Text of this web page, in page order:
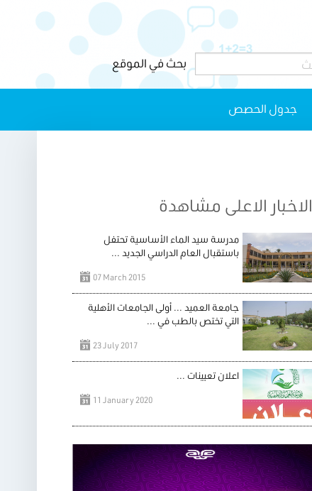
جدول الحصص
الاخبار الاعلى مشاهدة
مدرسة سيد الماء الأساسية تحتفل
باستقبال العام الدراسي الجديد ...
07 March 2015
جامعة العميد ... أولى الجامعات الأهلية
التي تختص بالطب في ...
23 July 2017
اعلان تعيينات ...
11 January 2020